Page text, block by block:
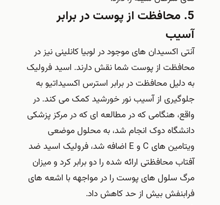
5. محافظت از پوست در برابر
آسیب
آنتی اکسیدان های موجود در لوبیا کانلینی نیز در
محافظت از پوست شما نقش دارند. اسید فرولیک
به دلیل محافظت در برابر استرس اکسیداتیو به
جلوگیری از آسیب نور خورشید کمک می کند. در
واقع، هنگامی که در مطالعه‌ ای که در مرکز پزشکی
دانشگاه دوک انجام شد، به محلول موضعی
ویتامین‌ های C و E اضافه شد، فرولیک اسید ضد
آفتاب محافظتی ارائه شده را دو برابر کرد و میزان
مرگ سلول‌ های پوست را در مواجهه با اشعه‌ های
فرابنفش بیش از حد کاهش داد.